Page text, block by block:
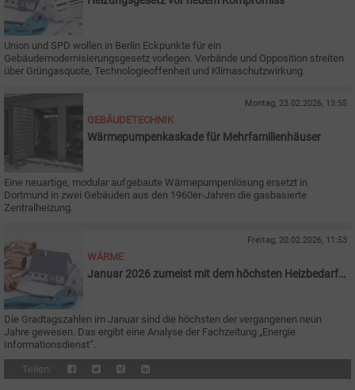
Union und SPD wollen in Berlin Eckpunkte für ein
Gebäudemodernisierungsgesetz vorlegen. Verbände und Opposition streiten
über Grüngasquote, Technologieoffenheit und Klimaschutzwirkung.
Montag, 23.02.2026, 13:55
GEBÄUDETECHNIK
Wärmepumpenkaskade für Mehrfamilienhäuser
Eine neuartige, modular aufgebaute Wärmepumpenlösung ersetzt in
Dortmund in zwei Gebäuden aus den 1960er-Jahren die gasbasierte
Zentralheizung.
Freitag, 20.02.2026, 11:53
WÄRME
Januar 2026 zumeist mit dem höchsten Heizbedarf
Die Gradtagszahlen im Januar sind die höchsten der vergangenen neun
Jahre gewesen. Das ergibt eine Analyse der Fachzeitung „Energie
Informationsdienst“.
Teilen: